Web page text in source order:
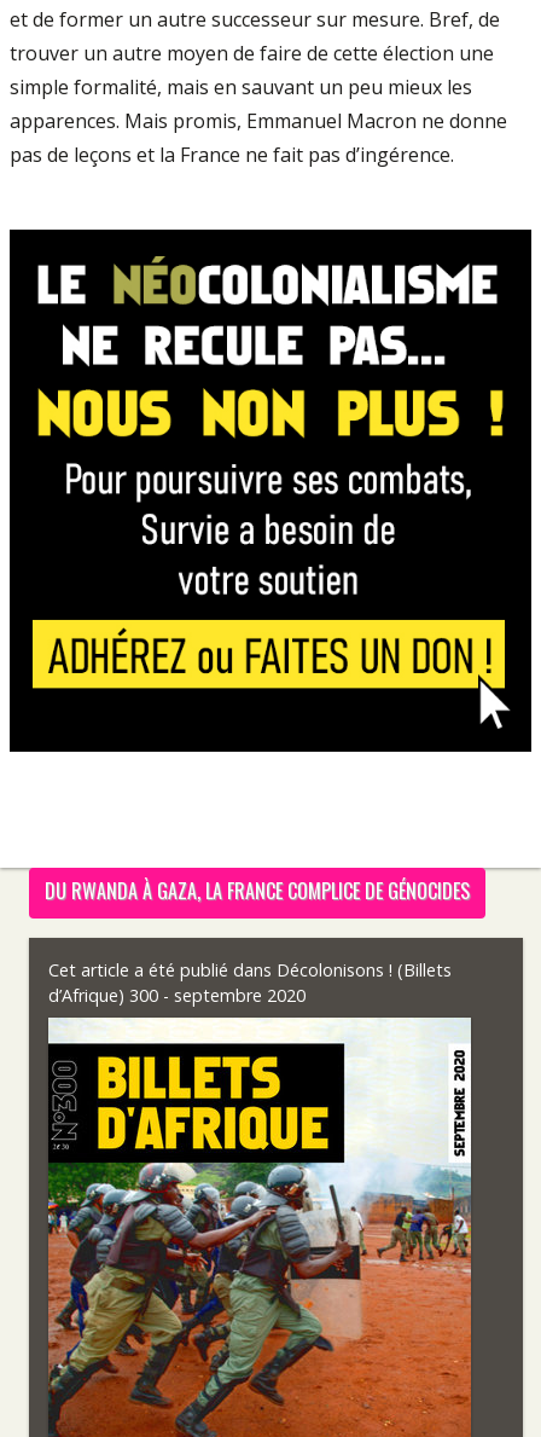
et de former un autre successeur sur mesure. Bref, de
trouver un autre moyen de faire de cette élection une
simple formalité, mais en sauvant un peu mieux les
apparences. Mais promis, Emmanuel Macron ne donne
pas de leçons et la France ne fait pas d’ingérence.
DU RWANDA À GAZA, LA FRANCE COMPLICE DE GÉNOCIDES
Cet article a été publié dans Décolonisons ! (Billets
d’Afrique) 300 - septembre 2020